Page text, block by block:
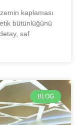
kaplaması
bütünlüğünü
saf
BLOG